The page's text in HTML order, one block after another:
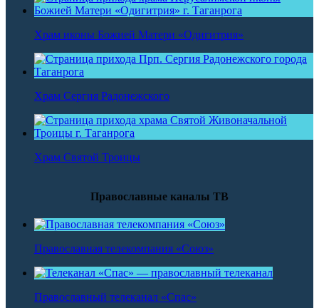
Храм иконы Божией Матери «Одигитрия»
Храм Сергия Радонежского
Храм Святой Троицы
Православные каналы ТВ
Православная телекомпания «Союз»
Православный телеканал «Спас»